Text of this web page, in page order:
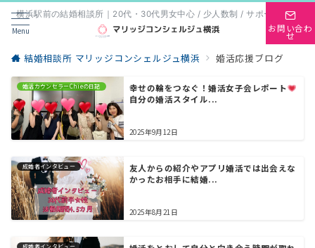
Menu
横浜駅前の結婚相談所｜20代・30代男女中心 / 少人数制 / サポート重視
お問い合わ
せ
結婚相談所 マリッジコンシェルジュ横浜 婚活応援ブログ
婚活カウンセラーChieの日記
幸せの輪をつなぐ！婚活女子会レポート
自分の婚活スタイル...
2025年9月12日
成婚者インタビュー
友人からの紹介やアプリ婚活では出会えな
かったお相手に結婚...
2025年8月21日
成婚者インタビュー